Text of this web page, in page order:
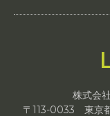
株式会
〒113-0033 東京